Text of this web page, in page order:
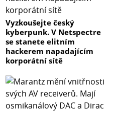
Vyzkoušejte český
kyberpunk. V Netspectre
se stanete elitním
hackerem napadajícím
korporátní sítě